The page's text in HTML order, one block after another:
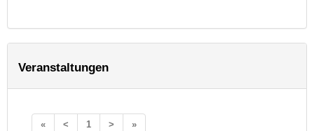
Veranstaltungen
« < 1 > »